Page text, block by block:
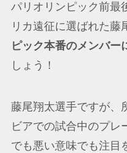
パリオリンピック前最
リカ遠征に選ばれた藤
ピック本番のメンバー
しょう！
藤尾翔太選手ですが、
ビアでの試合中のプレ
でも悪い意味でも注目